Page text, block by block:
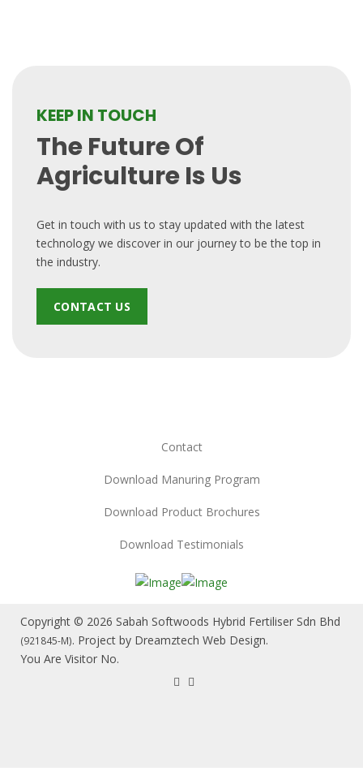
KEEP IN TOUCH
The Future Of
Agriculture Is Us
Get in touch with us to stay updated with the latest
technology we discover in our journey to be the top in
the industry.
CONTACT US
Contact
Download Manuring Program
Download Product Brochures
Download Testimonials
Copyright © 2026 Sabah Softwoods Hybrid Fertiliser Sdn Bhd
(921845-M). Project by Dreamztech Web Design.
You Are Visitor No.